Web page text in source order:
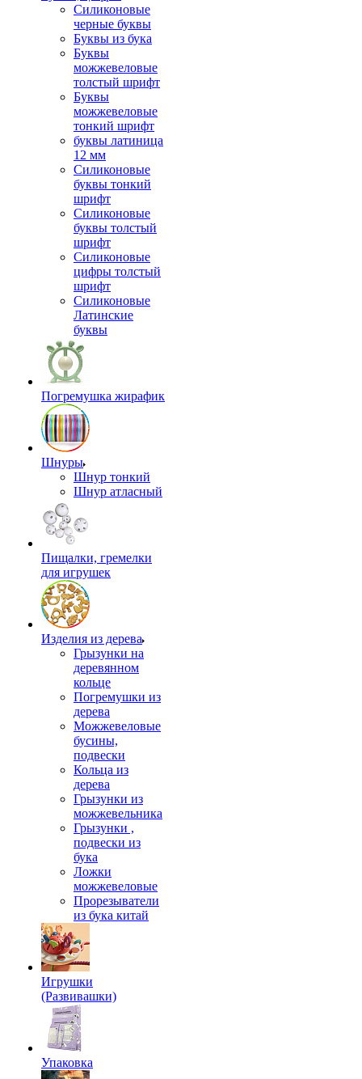
Силиконовые
черные буквы
Буквы из бука
Буквы
можжевеловые
толстый шрифт
Буквы
можжевеловые
тонкий шрифт
буквы латиница
12 мм
Силиконовые
буквы тонкий
шрифт
Силиконовые
буквы толстый
шрифт
Силиконовые
цифры толстый
шрифт
Силиконовые
Латинские
буквы
Погремушка жирафик
Шнуры
Шнур тонкий
Шнур атласный
Пищалки, гремелки
для игрушек
Изделия из дерева
Грызунки на
деревянном
кольце
Погремушки из
дерева
Можжевеловые
бусины,
подвески
Кольца из
дерева
Грызунки из
можжевельника
Грызунки ,
подвески из
бука
Ложки
можжевеловые
Прорезыватели
из бука китай
Игрушки
(Развивашки)
Упаковка